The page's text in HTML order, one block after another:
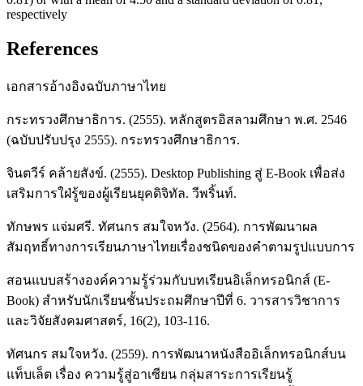
respectively
References
เอกสารอ้างอิงฉบับภาษาไทย
กระทรวงศึกษาธิการ. (2555). หลักสูตรอิสลามศึกษา พ.ศ. 2546
(ฉบับปรับปรุง 2555). กระทรวงศึกษาธิการ.
จินตวีร์ คล้ายสังข์. (2555). Desktop Publishing สู่ E-Book เพื่อส่ง
เสริมการใฝ่รู้ของผู้เรียนยุคดิจิทัล. วีพริ้นท์.
ทักษพร แจ่มศรี. ทัศนกร สมใจหวัง. (2564). การพัฒนาผล
สัมฤทธิ์ทางการเรียนภาษาไทยเรื่องชนิดของคำตามรูปแบบการ
สอนแบบสร้างองค์ความรู้ร่วมกับบทเรียนอิเล็กทรอนิกส์ (E-
Book) สำหรับนักเรียนชั้นประถมศึกษาปีที่ 6. วารสารวิชาการ
และวิจัยสังคมศาสตร์, 16(2), 103-116.
ทัศนกร สมใจหวัง. (2559). การพัฒนาหนังสืออิเล็กทรอนิกส์บน
แท็บเล็ต เรื่อง ความรู้สู่อาเซียน กลุ่มสาระการเรียนรู้